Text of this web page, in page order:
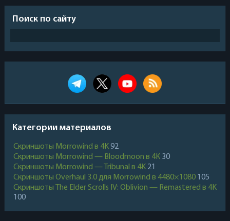
Поиск по сайту
Категории материалов
Скриншоты Morrowind в 4K92
Скриншоты Morrowind — Bloodmoon в 4K 30
Скриншоты Morrowind — Tribunal в 4K 21
Скриншоты Overhaul 3.0 для Morrowind в 4480×1080 105
Скриншоты The Elder Scrolls IV: Oblivion — Remastered в 4K
100